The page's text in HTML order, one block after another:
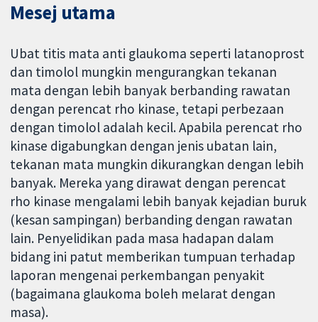
Mesej utama
Ubat titis mata anti glaukoma seperti latanoprost
dan timolol mungkin mengurangkan tekanan
mata dengan lebih banyak berbanding rawatan
dengan perencat rho kinase, tetapi perbezaan
dengan timolol adalah kecil. Apabila perencat rho
kinase digabungkan dengan jenis ubatan lain,
tekanan mata mungkin dikurangkan dengan lebih
banyak. Mereka yang dirawat dengan perencat
rho kinase mengalami lebih banyak kejadian buruk
(kesan sampingan) berbanding dengan rawatan
lain. Penyelidikan pada masa hadapan dalam
bidang ini patut memberikan tumpuan terhadap
laporan mengenai perkembangan penyakit
(bagaimana glaukoma boleh melarat dengan
masa).